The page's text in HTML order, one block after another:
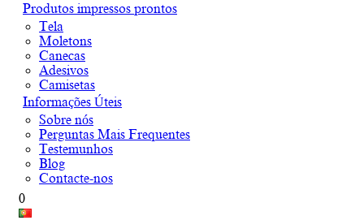
Produtos impressos prontos
Tela
Moletons
Canecas
Adesivos
Camisetas
Informações Úteis
Sobre nós
Perguntas Mais Frequentes
Testemunhos
Blog
Contacte-nos
0